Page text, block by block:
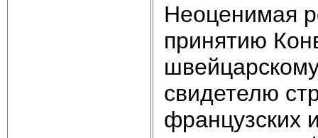
Неоценимая
принятию
свидетелю
французских